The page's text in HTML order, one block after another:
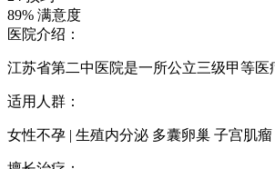
89% 满意度
医院介绍：
江苏省第二中医院是一所公立三级甲等医
适用人群：
女性不孕 | 生殖内分泌 多囊卵巢 子宫肌瘤